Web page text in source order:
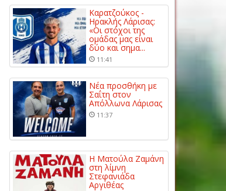
Καρατζούκος -
Ηρακλής Λάρισας:
«Οι στόχοι της
ομάδας μας είναι
δύο και σημα...
11:41
Νέα προσθήκη με
Σαΐτη στον
Απόλλωνα Λάρισας
11:37
Η Ματούλα Ζαμάνη
στη λίμνη
Στεφανιάδα
Αργιθέας